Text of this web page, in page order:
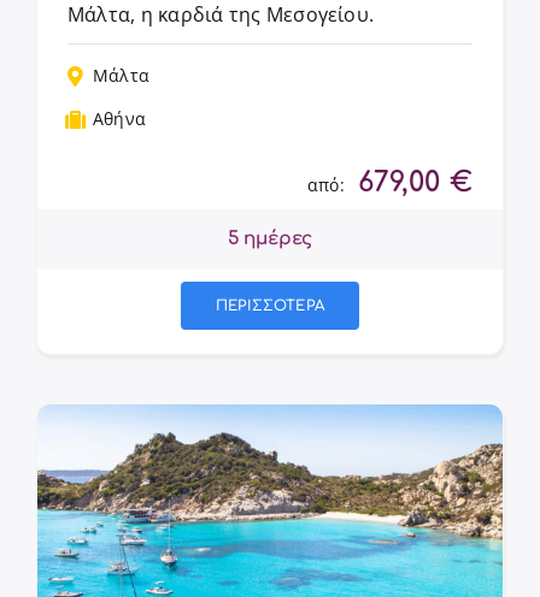
Μάλτα, η καρδιά της Μεσογείου.
Μάλτα
Αθήνα
από: 679,00 €
5 ημέρες
ΠΕΡΙΣΣΟΤΕΡΑ